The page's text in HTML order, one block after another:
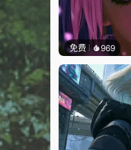
免费 969